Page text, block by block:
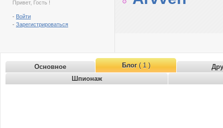
Привет, Гость !
- Войти
- Зарегистрироваться
Основное Блог( 1 )
Шпионаж